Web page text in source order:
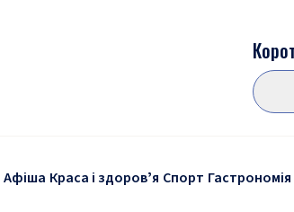
Афіша Краса і здоровʼя Спорт Гастрономія